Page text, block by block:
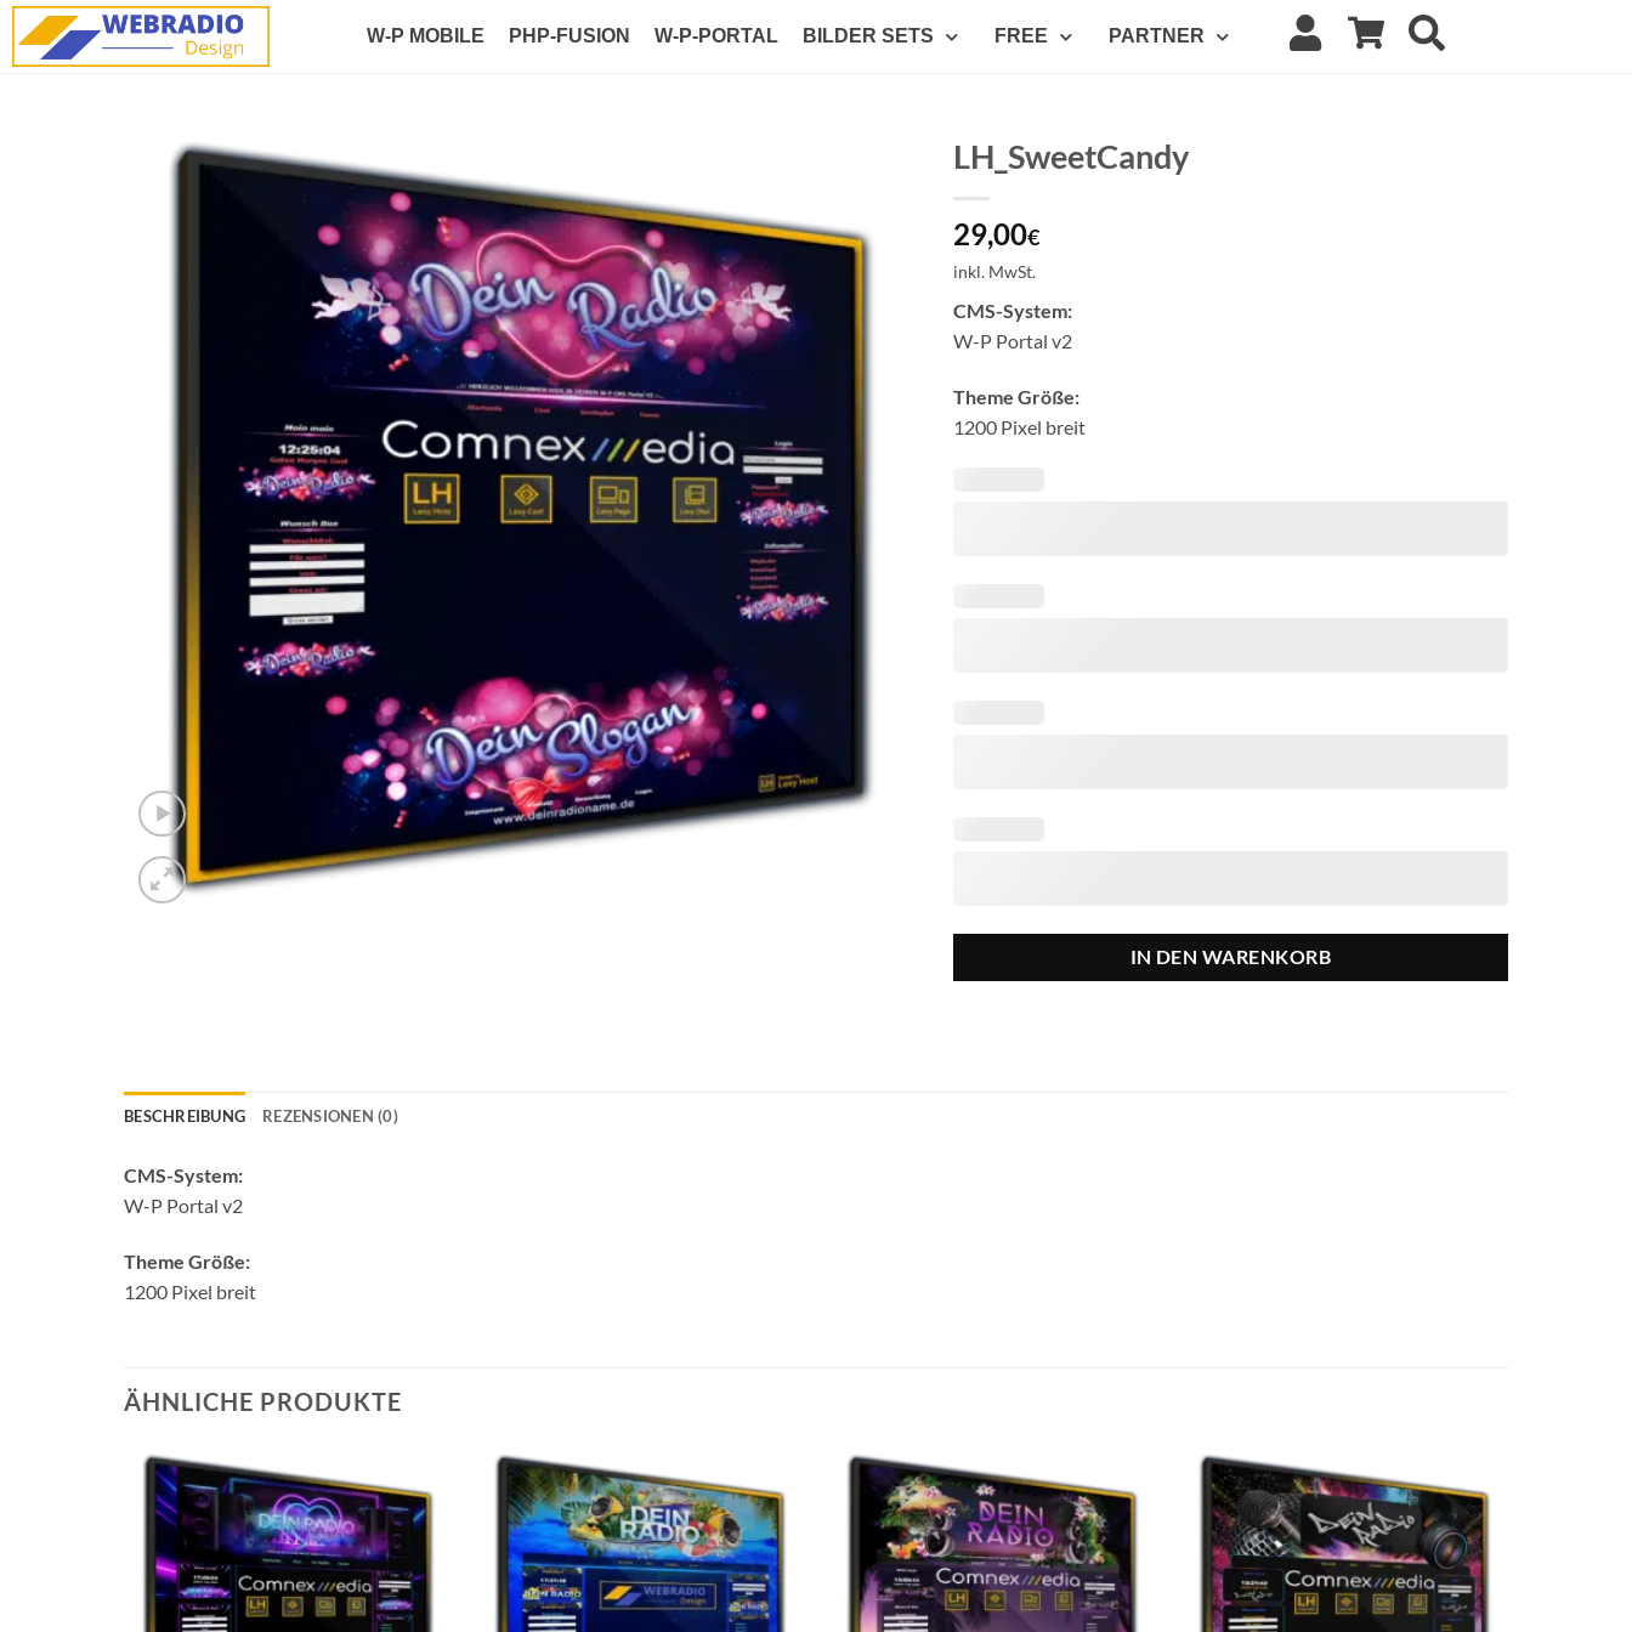
W-P MOBILE PHP-FUSION W-P-PORTAL BILDER SETS FREE PARTNER
Wunschliste
setzen
LH_SweetCandy
29,00€
inkl. MwSt.
CMS-System:
W-P Portal v2
Theme Größe:
1200 Pixel breit
IN DEN WARENKORB
BESCHREIBUNG REZENSIONEN (0)
CMS-System:
W-P Portal v2
Theme Größe:
1200 Pixel breit
ÄHNLICHE PRODUKTE
Auf die
Wunschliste
setzen
Auf die
Wunschliste
setzen
Auf die
Wunschliste
setzen
Auf die
Wunschliste
setzen